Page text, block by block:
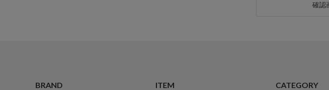
BRAND ITEM CATEGORY